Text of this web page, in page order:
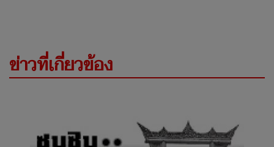
ข่าวที่เกี่ยวข้อง